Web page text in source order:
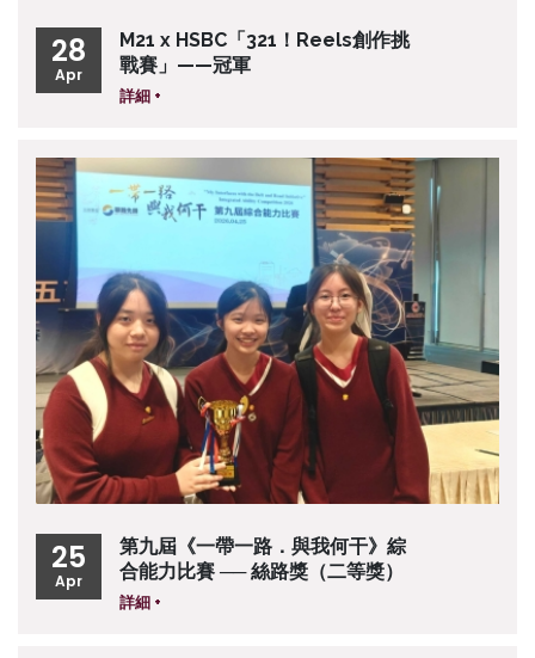
28
Apr
M21 x HSBC「321！Reels創作挑
戰賽」——冠軍
詳細 +
25
Apr
第九屆《一帶一路．與我何干》綜
合能力比賽 ── 絲路獎（二等獎）
詳細 +